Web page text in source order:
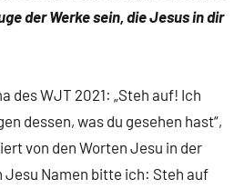
der Werke sein, die Jesus in dir
des WJT 2021: „Steh auf! Ich
dessen, was du gesehen hast“,
von den Worten Jesu in der
Jesu Namen bitte ich: Steh auf